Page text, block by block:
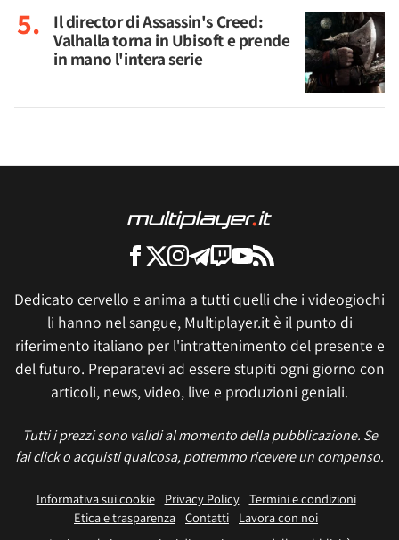
Il director di Assassin's Creed:
Valhalla torna in Ubisoft e prende
in mano l'intera serie
Dedicato cervello e anima a tutti quelli che i videogiochi
li hanno nel sangue, Multiplayer.it è il punto di
riferimento italiano per l'intrattenimento del presente e
del futuro. Preparatevi ad essere stupiti ogni giorno con
articoli, news, video, live e produzioni geniali.
Tutti i prezzi sono validi al momento della pubblicazione. Se
fai click o acquisti qualcosa, potremmo ricevere un compenso.
Informativa sui cookie Privacy Policy
Termini e condizioni
Etica e trasparenza Contatti
Lavora con noi